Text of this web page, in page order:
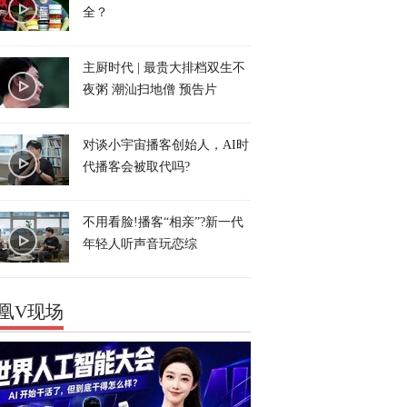
全？
主厨时代 | 最贵大排档双生不
夜粥 潮汕扫地僧 预告片
对谈小宇宙播客创始人，AI时
代播客会被取代吗?
不用看脸!播客“相亲”?新一代
年轻人听声音玩恋综
V现场